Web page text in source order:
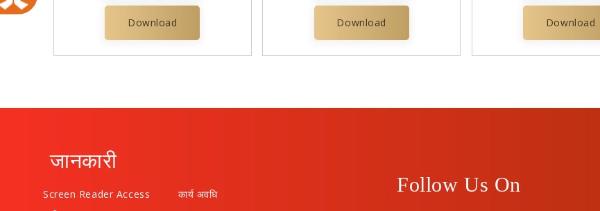
Download Download Download
जानकारी
Screen Reader Access
कार्य अवधि
Follow Us On